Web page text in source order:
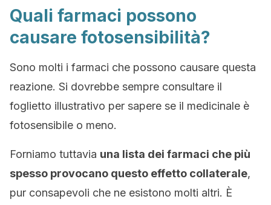
Quali farmaci possono
causare fotosensibilità?
Sono molti i farmaci che possono causare questa
reazione. Si dovrebbe sempre consultare il
foglietto illustrativo per sapere se il medicinale è
fotosensibile o meno.
Forniamo tuttavia una lista dei farmaci che più
spesso provocano questo effetto collaterale,
pur consapevoli che ne esistono molti altri. È